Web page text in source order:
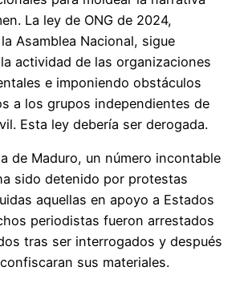
La ley de ONG de 2024,
Asamblea Nacional, sigue
actividad de las organizaciones
e imponiendo obstáculos
a los grupos independientes de
Esta ley debería ser derogada.
de Maduro, un número incontable
sido detenido por protestas
aquellas en apoyo a Estados
periodistas fueron arrestados
tras ser interrogados y después
sus materiales.